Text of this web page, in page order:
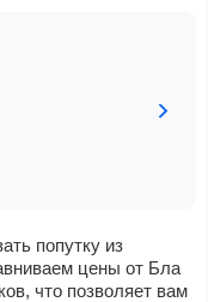
попутку из
цены от Бла
что позволяет вам